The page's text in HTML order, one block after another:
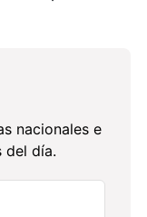
nacionales e
del día.